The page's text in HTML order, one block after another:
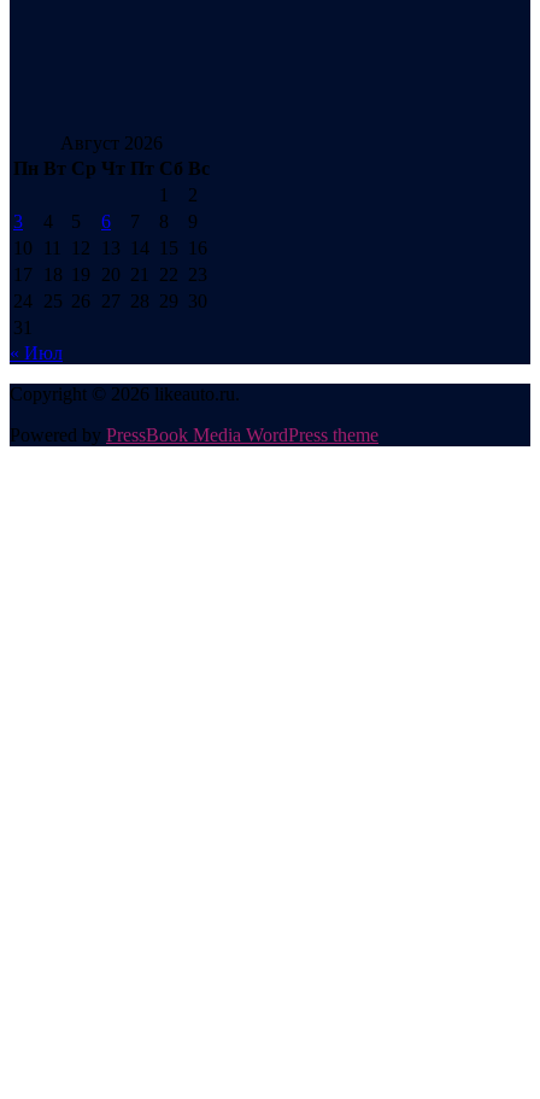
Август 2026
Пн Вт Ср Чт Пт Сб Вс
1
2
3
4 5 6 7 8
9
10
11 12 13 14 15
16
17
18 19 20 21 22 23
24 25 26 27 28 29 30
31
« Июл
Copyright © 2026 likeauto.ru.
Powered by PressBook Media WordPress theme